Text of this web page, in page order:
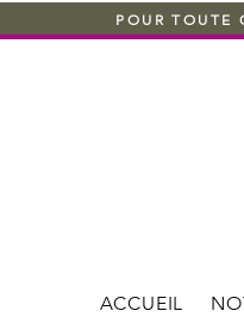
POUR TOUTE
ACCUEIL